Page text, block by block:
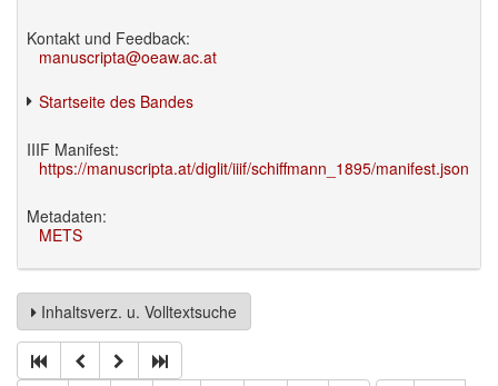
Kontakt und Feedback:
manuscripta@oeaw.ac.at
Startseite des Bandes
IIIF Manifest:
https://manuscripta.at/diglit/iiif/schiffmann_1895/manifest.json
Metadaten:
METS
Inhaltsverz. u. Volltextsuche